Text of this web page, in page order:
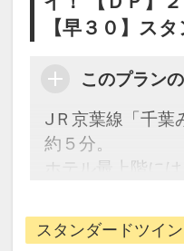
【早３０】ス
このプラン
JＲ京葉線「千葉
約５分。
ホテル最上階に
ホテルです。
スタンダードツイン